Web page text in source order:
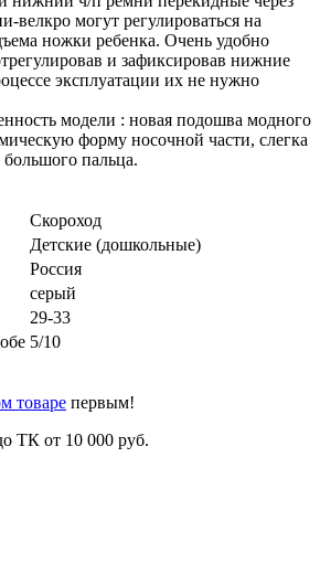
велкро могут регулироваться на
ножки ребенка. Очень удобно
и зафиксировав нижние
эксплуатации их не нужно
модели : новая подошва модного
форму носочной части, слегка
пальца.
Скороход
Детские (дошкольные)
Россия
серый
29-33
5/10
товаре первым!
ТК от 10 000 руб.